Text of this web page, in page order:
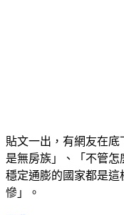
貼文一出，有網友在底
是無房族」、「不管
穩定通膨的國家都是這